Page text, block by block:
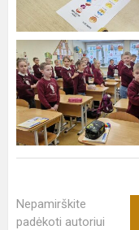
Nepamirškite
padėkoti autoriui